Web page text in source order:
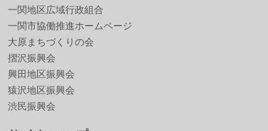
一関地区広域行政組合
一関市協働推進ホームページ
大原まちづくりの会
摺沢振興会
興田地区振興会
猿沢地区振興会
渋民振興会